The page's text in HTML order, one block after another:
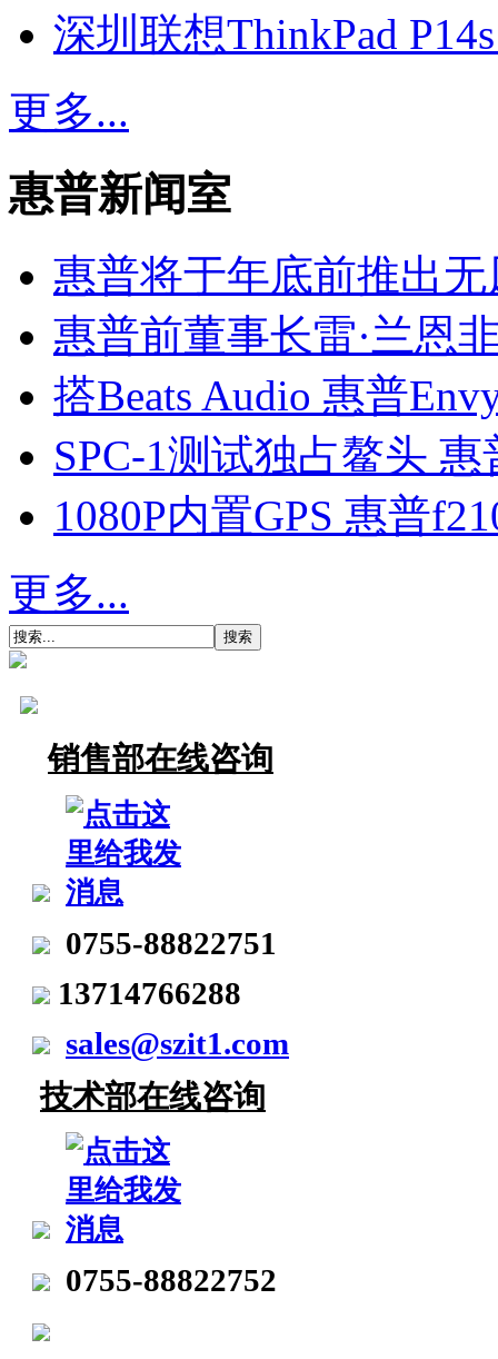
深圳联想ThinkPad
更多...
惠普新闻室
惠普将于年底前推出
惠普前董事长雷·兰恩
搭Beats Audio 惠普
SPC-1测试独占鳌头
1080P内置GPS 惠普
更多...
销售部在线咨询
0755-88822751
13714766288
sales@szit1.com
技术部在线咨询
0755-88822752